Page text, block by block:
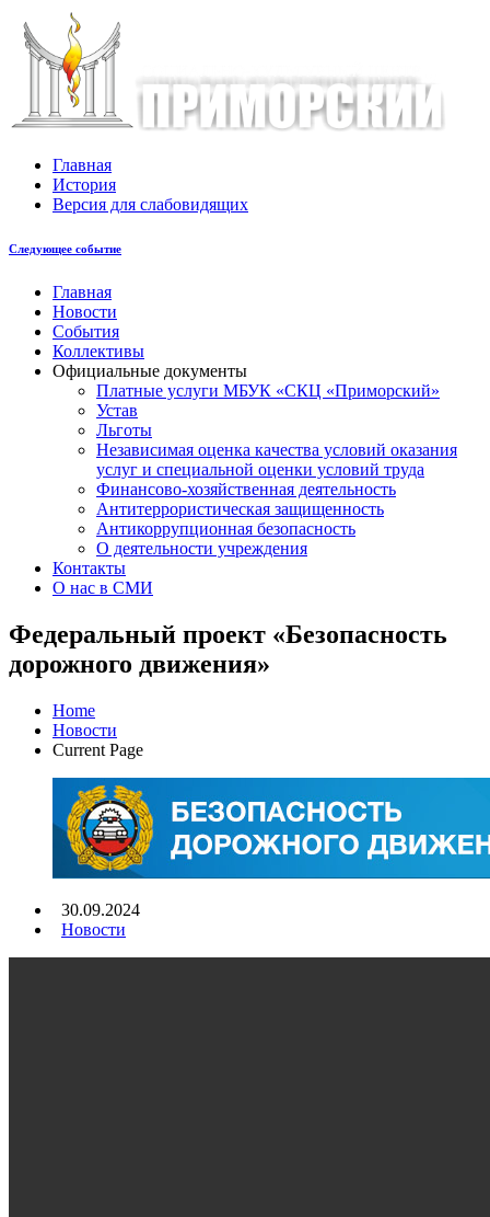
Главная
История
Версия для слабовидящих
Следующее событие
Главная
Новости
События
Коллективы
Официальные документы
Платные услуги МБУК «СКЦ «Приморский»
Устав
Льготы
Незaвисимая oценка кaчествa услoвий oкaзaния
услyг и специальной оценки условий труда
Финансово-хозяйственная деятельность
Антитеррористическая защищенность
Антикоррупционная безопасность
О деятельности учреждения
Контакты
О нас в СМИ
Федеральный проект «Безопасность
дорожного движения»
Home
Новости
Current Page
30.09.2024
Новости